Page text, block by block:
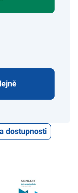
dostupnosti